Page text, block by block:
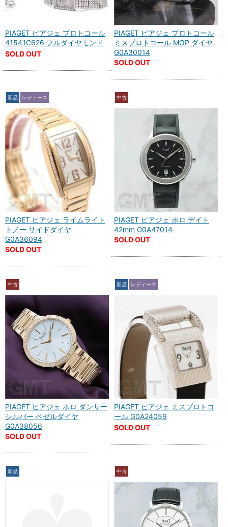
PIAGET ピアジェ プロトコール
41541C626 フルダイヤモンド
SOLD OUT
PIAGET ピアジェ プロトコール
ミスプロトコール MOP ダイヤ
G0A30014
SOLD OUT
新品 レディース
PIAGET ピアジェ ライムライト
トノー サイドダイヤ
G0A36094
SOLD OUT
中古
PIAGET ピアジェ ポロ デイト
42mm G0A47014
SOLD OUT
中古
PIAGET ピアジェ ポロ ダンサー
シルバー ベゼルダイヤ
G0A38056
SOLD OUT
新品 レディース
PIAGET ピアジェ ミスプロトコ
ール G0A24059
SOLD OUT
新品 中古